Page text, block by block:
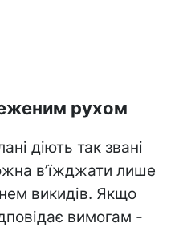
рухом
діють так звані
в’їжджати лише
викидів. Якщо
вимогам -